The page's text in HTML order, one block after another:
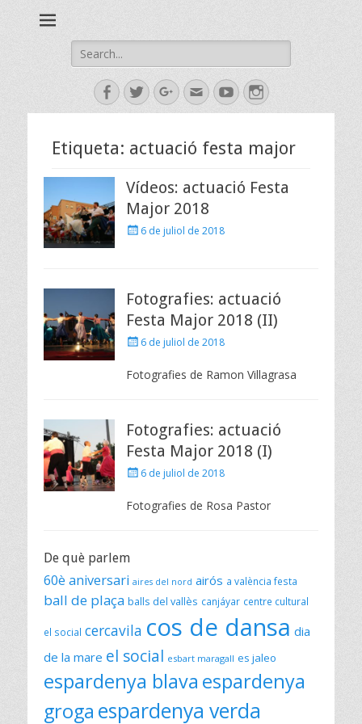
Search
for:
Facebook
TwitterGoogleplus
EmailYouTubeInstagram
Etiqueta: actuació festa major
Vídeos: actuació Festa
Major 2018
Posted6 de juliol de 2018
Fotografies: actuació
Festa Major 2018 (II)
Posted6 de juliol de 2018
Fotografies de Ramon Villagrasa
Fotografies: actuació
Festa Major 2018 (I)
Posted6 de juliol de 2018
Fotografies de Rosa Pastor
De què parlem
60è aniversari aires del nord airós a valència festa
ball de plaça balls del vallès canjáyar centre cultural
el social cercavila cos de dansa dia
de la mare el social esbart maragall es jaleo
espardenya blava espardenya
groga espardenya verda